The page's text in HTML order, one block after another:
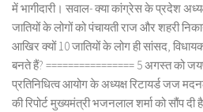
में भागीदारी। सवाल- क्या कांग्रेस के प्रदेश
जातियों के लोगों को पंचायती राज और शहरी
आखिर क्यों 10 जातियों के लोग ही सांसद,
बनते हैं? ================ 5 अगस्त को
प्रतिनिधित्व आयोग के अध्यक्ष रिटायर्ड जज
की रिपोर्ट मुख्यमंत्री भजनलाल शर्मा को सौंप दी